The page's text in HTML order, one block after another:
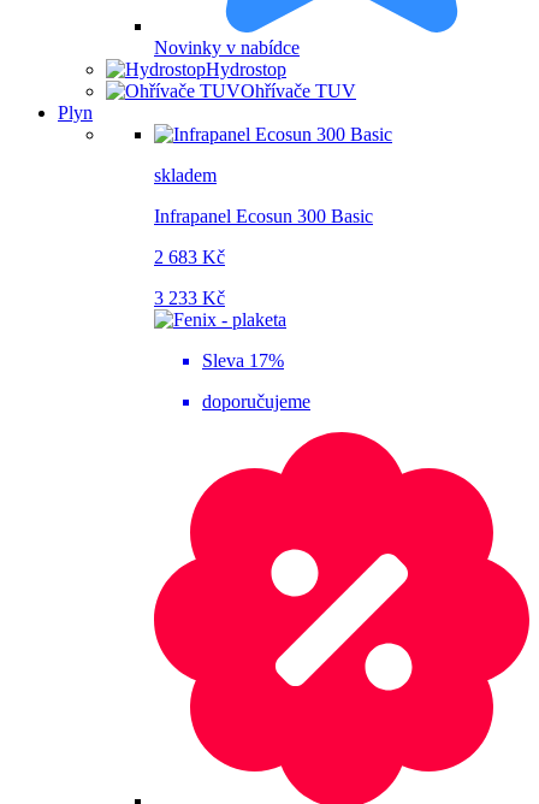
Novinky v nabídce
Hydrostop
Ohřívače TUV
Plyn
skladem
Infrapanel Ecosun 300 Basic
2 683 Kč
3 233 Kč
Sleva 17%
doporučujeme